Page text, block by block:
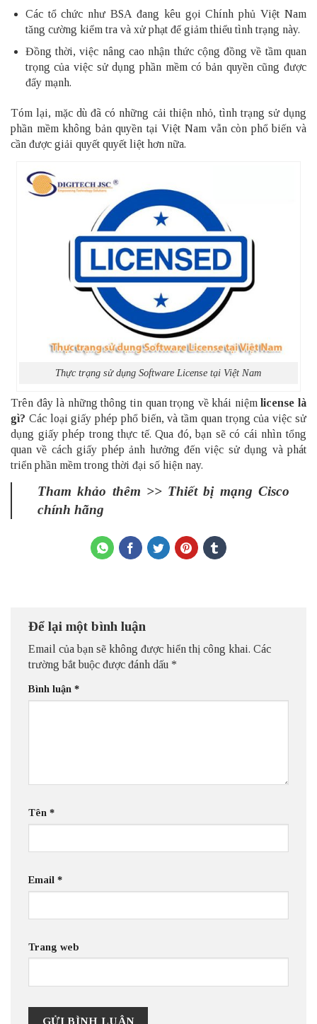
Các tổ chức như BSA đang kêu gọi Chính phủ Việt Nam
tăng cường kiểm tra và xử phạt để giảm thiểu tình trạng này.
Đồng thời, việc nâng cao nhận thức cộng đồng về tầm quan
trọng của việc sử dụng phần mềm có bản quyền cũng được
đẩy mạnh.
Tóm lại, mặc dù đã có những cải thiện nhỏ, tình trạng sử dụng
phần mềm không bản quyền tại Việt Nam vẫn còn phổ biến và
cần được giải quyết quyết liệt hơn nữa.
Thực trạng sử dụng Software License tại Việt Nam
Trên đây là những thông tin quan trọng về khái niệmlicense là
gì? Các loại giấy phép phổ biến, và tầm quan trọng của việc sử
dụng giấy phép trong thực tế. Qua đó, bạn sẽ có cái nhìn tổng
quan về cách giấy phép ảnh hưởng đến việc sử dụng và phát
triển phần mềm trong thời đại số hiện nay.
Tham khảo thêm >> Thiết bị mạng Cisco
chính hãng
Để lại một bình luận
Email của bạn sẽ không được hiển thị công khai. Các
trường bắt buộc được đánh dấu *
Bình luận *
Tên *
Email *
Trang web